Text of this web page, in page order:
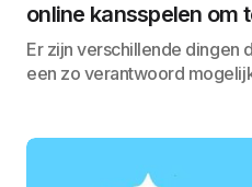
online kansspelen om
Er zijn verschillende dingen
een zo verantwoord